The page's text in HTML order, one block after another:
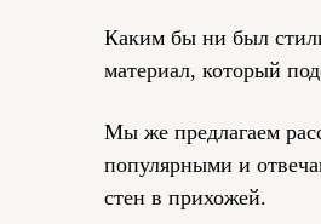
Каким бы ни был
материал, который
Мы же предлагаем
популярными и
стен в прихожей.